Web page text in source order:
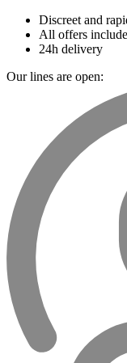
Discreet and
All offers
24h delivery
Our lines are open: